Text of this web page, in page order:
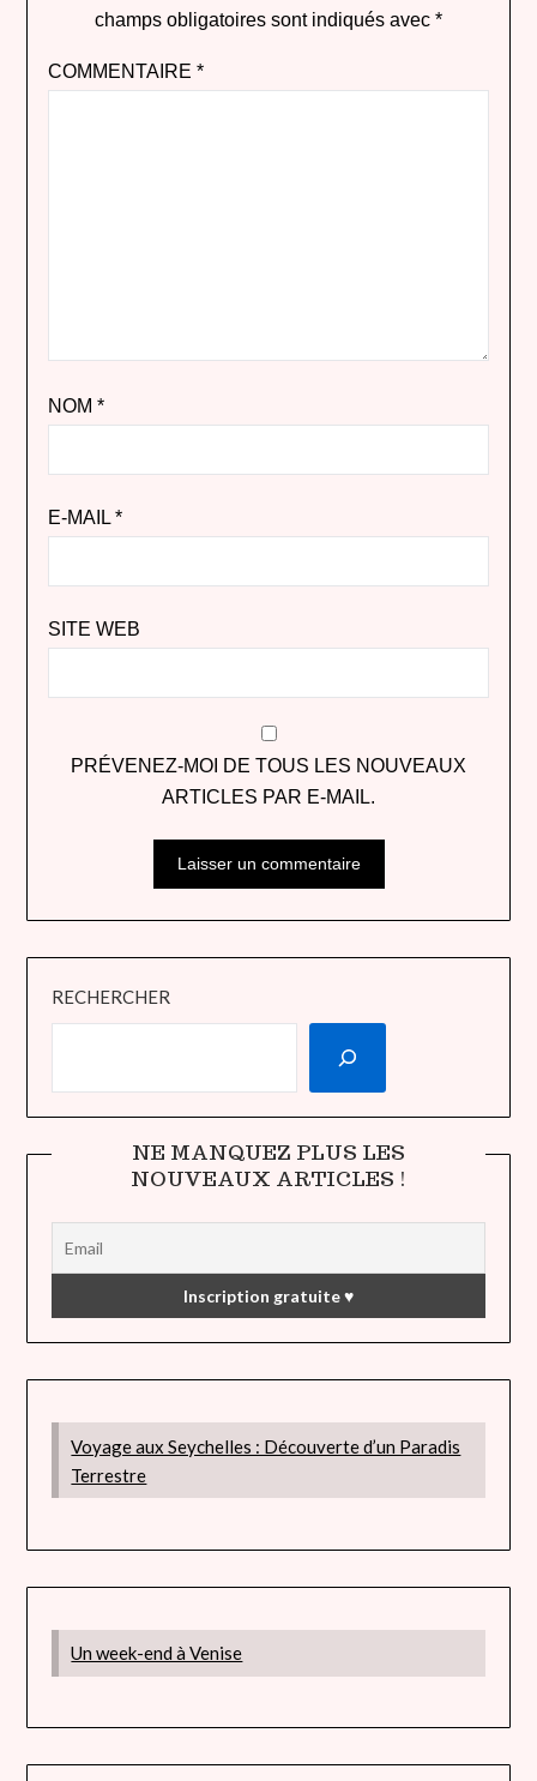
champs obligatoires sont indiqués avec *
COMMENTAIRE *
NOM *
E-MAIL *
SITE WEB
PRÉVENEZ-MOI DE TOUS LES NOUVEAUX
ARTICLES PAR E-MAIL.
RECHERCHER
NE MANQUEZ PLUS LES
NOUVEAUX ARTICLES !
Voyage aux Seychelles : Découverte d’un Paradis
Terrestre
Un week-end à Venise